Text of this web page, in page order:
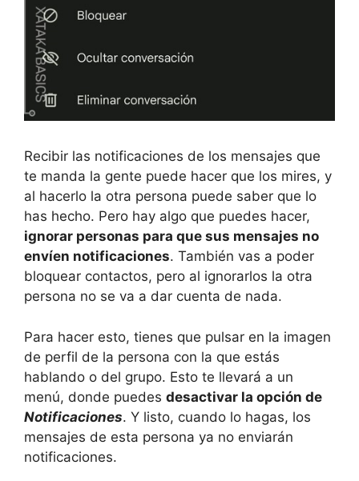
Recibir las notificaciones de los mensajes que
te manda la gente puede hacer que los mires, y
al hacerlo la otra persona puede saber que lo
has hecho. Pero hay algo que puedes hacer,
ignorar personas para que sus mensajes no
envíen notificaciones. También vas a poder
bloquear contactos, pero al ignorarlos la otra
persona no se va a dar cuenta de nada.
Para hacer esto, tienes que pulsar en la imagen
de perfil de la persona con la que estás
hablando o del grupo. Esto te llevará a un
menú, donde puedes desactivar la opción de
Notificaciones. Y listo, cuando lo hagas, los
mensajes de esta persona ya no enviarán
notificaciones.